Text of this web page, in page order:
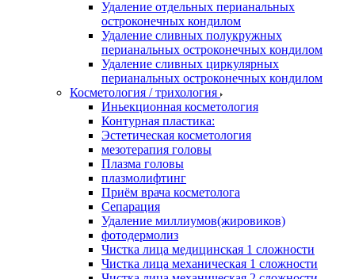
Удаление отдельных перианальных
остроконечных кондилом
Удаление сливных полукружных
перианальных остроконечных кондилом
Удаление сливных циркулярных
перианальных остроконечных кондилом
Косметология / трихология
Иньекционная косметология
Контурная пластика:
Эстетическая косметология
мезотерапия головы
Плазма головы
плазмолифтинг
Приём врача косметолога
Сепарация
Удаление миллиумов(жировиков)
фотодермолиз
Чистка лица медицинская 1 сложности
Чистка лица механическая 1 сложности